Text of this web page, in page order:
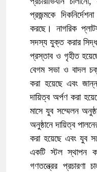
প্রজন্মকে
করছে। নাগরিক
সদস্য যুক্ত করার
প্রস্তাব ও গৃহীত
বেগম সভা ও বাদল
করা হয়েছে এবং
দায়িত্ব অর্পণ করা
মাসে যুব সম্মেলন
অনুষ্ঠানে দায়িত্ব
করা হয়েছে এবং যুব
একটি স্টল স্থাপন
গণতন্ত্রের প্রচারণা